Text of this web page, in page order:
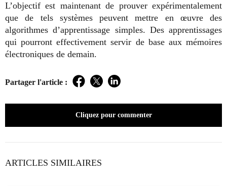
L’objectif est maintenant de prouver expérimentalement
que de tels systèmes peuvent mettre en œuvre des
algorithmes d’apprentissage simples. Des apprentissages
qui pourront effectivement servir de base aux mémoires
électroniques de demain.
Partager l'article : Facebook
TwitterLinkedIn
Cliquez pour commenter
ARTICLES SIMILAIRES